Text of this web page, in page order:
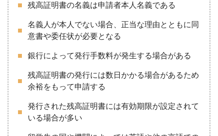
残高証明書の名義は申請者本人名義である
名義人が本人でない場合、正当な理由とともに同
意書や委任状が必要となる
銀行によって発行手数料が発生する場合がある
残高証明書の発行には数日かかる場合があるため
余裕をもって申請する
発行された残高証明書には有効期限が設定されて
いる場合が多い